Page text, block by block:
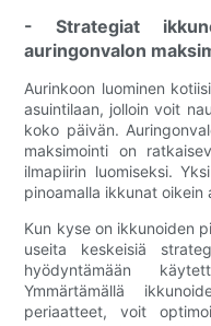
- Strategiat
auringonvalon
Aurinkoon luominen
asuintilaan, jolloin voit
koko päivän.
maksimointi on
ilmapiirin luomiseksi.
pinoamalla ikkunat oikein
Kun kyse on ikkunoiden
useita keskeisiä
hyödyntämään
Ymmärtämällä
periaatteet, voit